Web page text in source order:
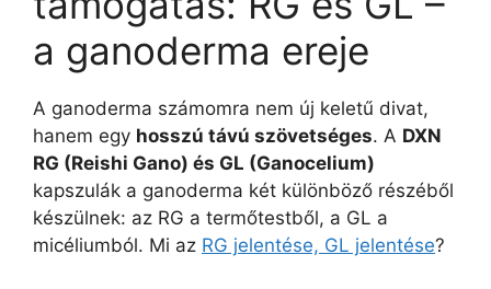
a ganoderma ereje
A ganoderma számomra nem új keletű divat,
hanem egy hosszú távú szövetséges. A DXN
RG (Reishi Gano) és GL (Ganocelium)
kapszulák a ganoderma két különböző részéből
készülnek: az RG a termőtestből, a GL a
micéliumból. Mi az RG jelentése, GL jelentése?